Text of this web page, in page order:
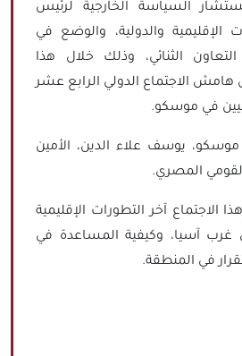
السياسة الخارجية لرئيس
الإقليمية والدولية، والوضع في
الثنائي، وذلك خلال هذا
هامش الاجتماع الدولي الرابع عشر
في موسكو.
يوسف علاء الدين، الأمين
المصري.
الاجتماع آخر التطورات الإقليمية
غرب آسيا، وكيفية المساعدة في
في المنطقة.